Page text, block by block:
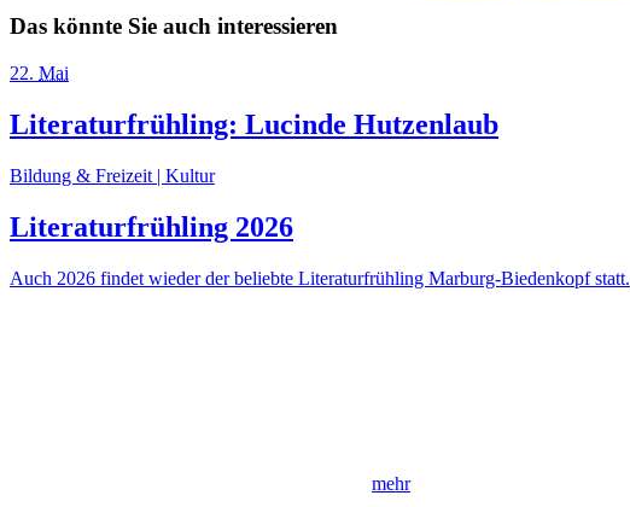
Das könnte Sie auch interessieren
22. Mai
Literaturfrühling: Lucinde Hutzenlaub
Bildung & Freizeit | Kultur
Literaturfrühling 2026
Auch 2026 findet wieder der beliebte Literaturfrühling Marburg-Biedenkopf statt.
mehr